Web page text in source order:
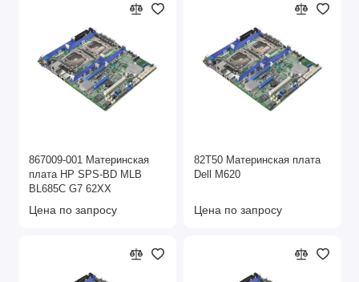
867009-001 Материнская
плата HP SPS-BD MLB
BL685C G7 62XX
Цена по запросу
82T50 Материнская плата
Dell M620
Цена по запросу